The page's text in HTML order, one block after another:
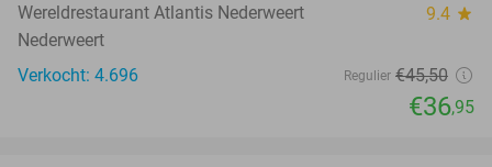
Wereldrestaurant Atlantis Nederweert 9.4 star
Nederweert
Verkocht: 4.696
Regulier €45,50
€36,95